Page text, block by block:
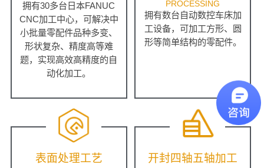
拥有30多台日本FANUC
CNC加工中心，可解决中
小批量零配件品种多变、
形状复杂、精度高等难
题，实现高效高精度的自
动化加工。
PROCESSING
拥有数台自动数控车床加
工设备，可加工方形、圆
形等简单结构的零配件。
表面处理工艺 开封四轴五轴加工